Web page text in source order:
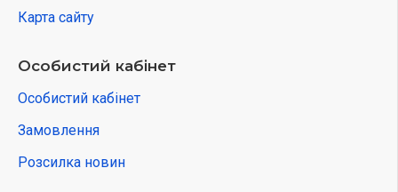
Карта сайту
Особистий кабінет
Особистий кабінет
Замовлення
Розсилка новин